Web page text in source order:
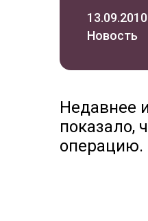
13.09.2010
Новость
Недавнее
показало,
операцию.